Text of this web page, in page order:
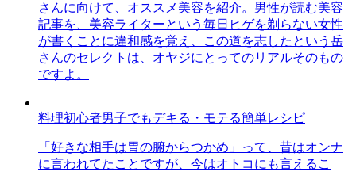
さんに向けて、オススメ美容を紹介。男性が読む美容
記事を、美容ライターという毎日ヒゲを剃らない女性
が書くことに違和感を覚え、この道を志したという岳
さんのセレクトは、オヤジにとってのリアルそのもの
ですよ。
料理初心者男子でもデキる・モテる簡単レシピ
「好きな相手は胃の腑からつかめ」って、昔はオンナ
に言われてたことですが、今はオトコにも言えるこ